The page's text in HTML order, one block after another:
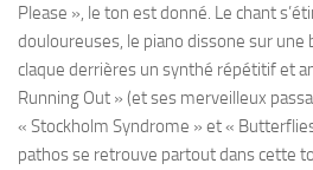
Please », le ton est donné. Le chant
douloureuses, le piano dissone sur
claque derrières un synthé répétitif et
Running Out » (et ses merveilleux
« Stockholm Syndrome » et «
pathos se retrouve partout dans cette